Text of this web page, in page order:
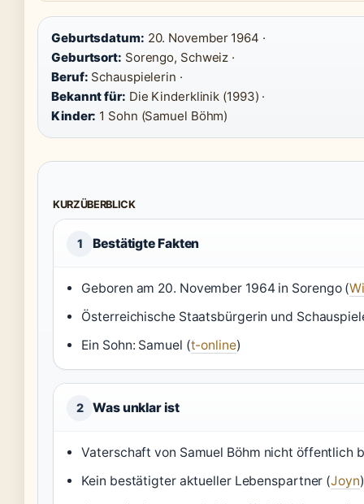
Geburtsdatum: 20. November 1964 ·
Geburtsort: Sorengo, Schweiz ·
Beruf: Schauspielerin ·
Bekannt für: Die Kinderklinik (1993) ·
Kinder: 1 Sohn (Samuel Böhm)
KURZÜBERBLICK
1 Bestätigte Fakten
Geboren am 20. November 1964 in Sorengo (
Österreichische Staatsbürgerin und
Ein Sohn: Samuel (t-online)
2 Was unklar ist
Vaterschaft von Samuel Böhm nicht öffentlich
Kein bestätigter aktueller Lebenspartner (Joyn)